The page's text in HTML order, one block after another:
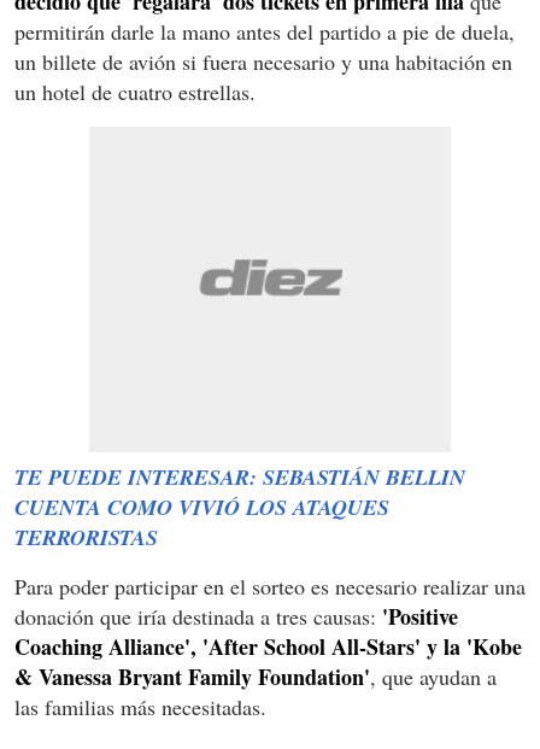
permitirán darle la mano antes del partido a pie de duela,
un billete de avión si fuera necesario y una habitación en
un hotel de cuatro estrellas.
TE PUEDE INTERESAR: SEBASTIÁN BELLIN
CUENTA COMO VIVIÓ LOS ATAQUES
TERRORISTAS
Para poder participar en el sorteo es necesario realizar una
donación que iría destinada a tres causas: 'Positive
Coaching Alliance', 'After School All-Stars' y la 'Kobe
& Vanessa Bryant Family Foundation', que ayudan a
las familias más necesitadas.